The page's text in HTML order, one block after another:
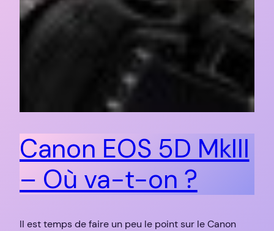
Canon EOS 5D MkIII
– Où va-t-on ?
Il est temps de faire un peu le point sur le Canon